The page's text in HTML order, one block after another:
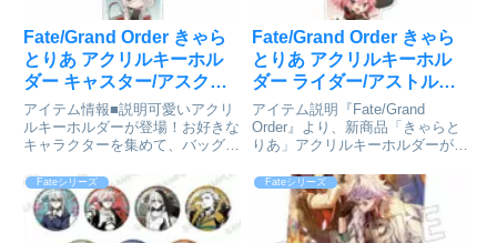
Fate/Grand Order きゃら
とりあ アクリルキーホル
ダー キャスター/アスクレ
ピオス〔サマーレスキュ
ー〕[アルジャーノンプロ
ダクト]が予約受付中
アイテム情報■説明可愛いアクリ
ルキーホルダーが登場！お好きな
キャラクターを集めて、バッグや
けできます。アクリルスタンドも
同時発売！Fate/Grand Order_き
ゃらとりあ アクリルキーホルダ
ー キャスター...
Fate/Grand Order きゃら
とりあ アクリルキーホル
ダー ライダー/アストルフ
ォ[アルジャーノンプロダ
クト]が予約受付開始
アイテム説明『Fate/Grand
Order』より、新商品「きゃらと
りあ」アクリルキーホルダーが登
りあ アクリルキーホルダー ライ
ダー/アストルフォ©TYPE-
MOON / FGO PROJE...
Fateシリーズ Fateシリーズ